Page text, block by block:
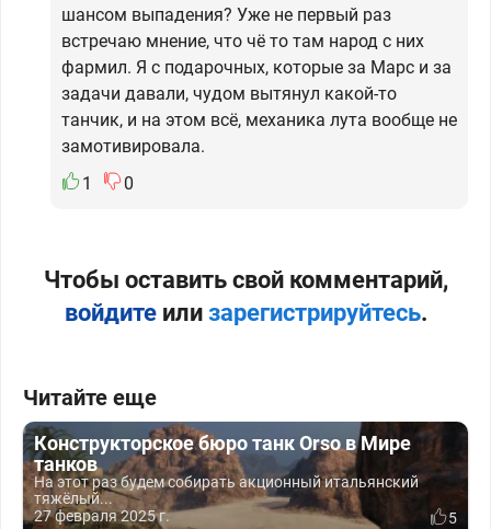
шансом выпадения? Уже не первый раз
встречаю мнение, что чё то там народ с них
фармил. Я с подарочных, которые за Марс и за
задачи давали, чудом вытянул какой-то
танчик, и на этом всё, механика лута вообще не
замотивировала.
1
0
Чтобы оставить свой комментарий,
войдитеили зарегистрируйтесь.
Читайте еще
Конструкторское бюро танк Orso в Мире
танков
На этот раз будем собирать акционный итальянский
тяжёлый...
27 февраля 2025 г.
5